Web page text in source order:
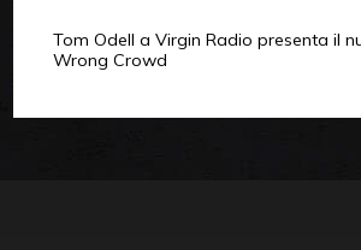
Tom Odell a Virgin Radio presenta il
Wrong Crowd